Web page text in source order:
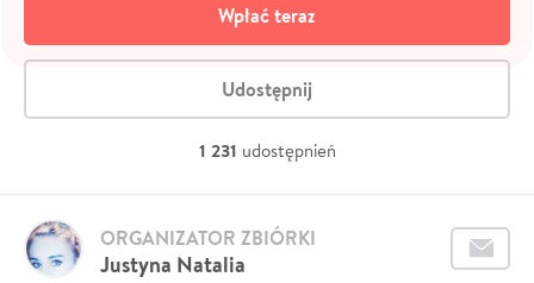
Wpłać teraz
Udostępnij
1 231 udostępnień
Justyna Natalia
ORGANIZATOR ZBIÓRKI